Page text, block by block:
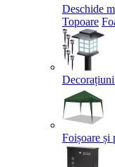
Deschide
Topoare
Foișoare și